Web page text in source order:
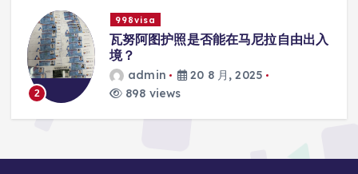
3
998visa
瓦努阿图护照是否能在马尼拉使用国际
学校的注册？
admin
20 8 月, 2025
813 views